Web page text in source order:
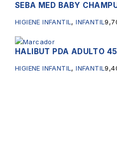
SEBA MED BABY
HIGIENE INFANTIL ,INFANTIL
HALIBUT PDA ADULTO
HIGIENE INFANTIL ,INFANTIL